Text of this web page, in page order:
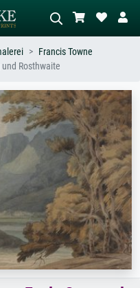
Sie die Szene – z.B. Grüne
Wiese, Abstrakt mit viel Rot, Dunkles
Stehender Akt neben einem
Baum.
Francis Towne
Rosthwaite